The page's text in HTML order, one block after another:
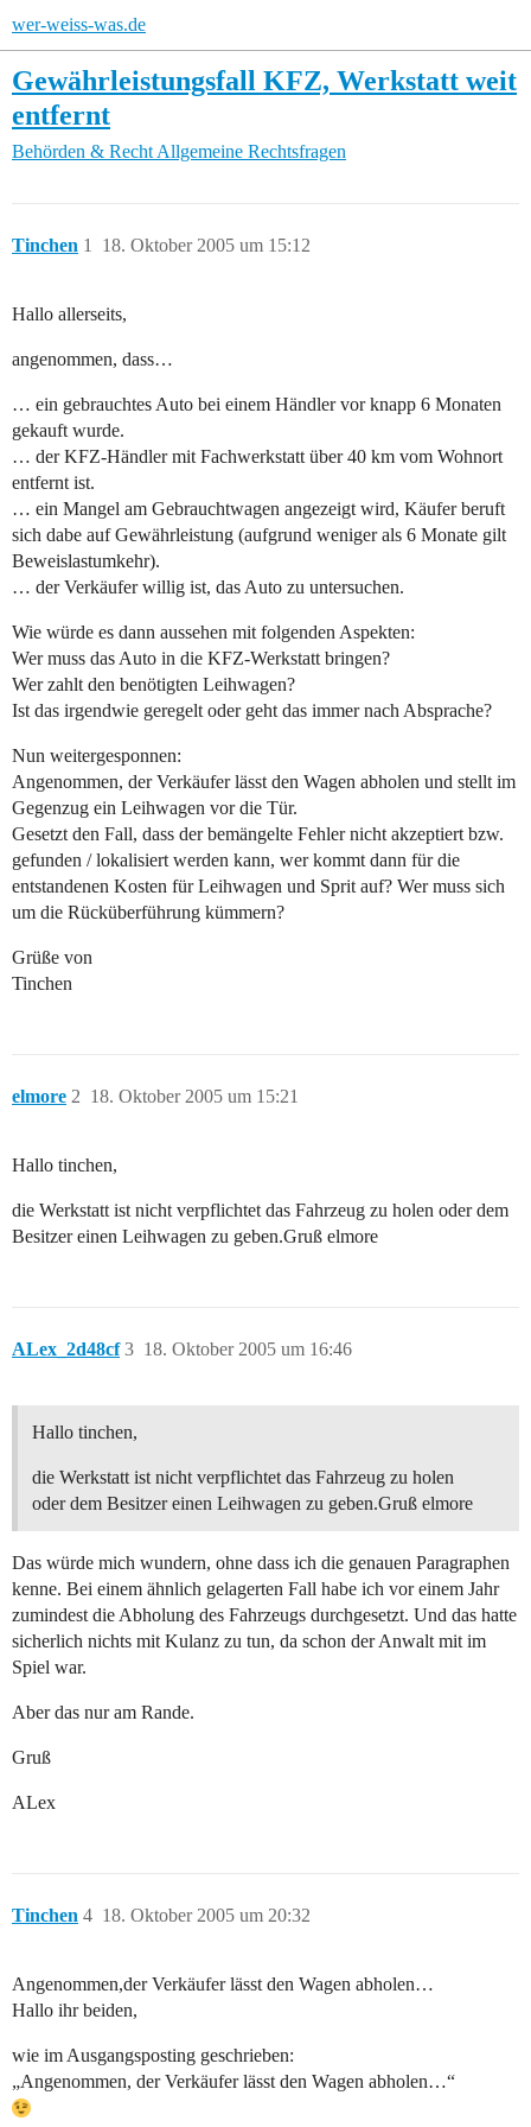
wer-weiss-was.de
Gewährleistungsfall KFZ, Werkstatt weit
entfernt
Behörden & Recht Allgemeine Rechtsfragen
Tinchen 18. Oktober 2005 um 15:12
1
Hallo allerseits,
angenommen, dass…
… ein gebrauchtes Auto bei einem Händler vor knapp 6 Monaten
gekauft wurde.
… der KFZ-Händler mit Fachwerkstatt über 40 km vom Wohnort
entfernt ist.
… ein Mangel am Gebrauchtwagen angezeigt wird, Käufer beruft
sich dabe auf Gewährleistung (aufgrund weniger als 6 Monate gilt
Beweislastumkehr).
… der Verkäufer willig ist, das Auto zu untersuchen.
Wie würde es dann aussehen mit folgenden Aspekten:
Wer muss das Auto in die KFZ-Werkstatt bringen?
Wer zahlt den benötigten Leihwagen?
Ist das irgendwie geregelt oder geht das immer nach Absprache?
Nun weitergesponnen:
Angenommen, der Verkäufer lässt den Wagen abholen und stellt im
Gegenzug ein Leihwagen vor die Tür.
Gesetzt den Fall, dass der bemängelte Fehler nicht akzeptiert bzw.
gefunden / lokalisiert werden kann, wer kommt dann für die
entstandenen Kosten für Leihwagen und Sprit auf? Wer muss sich
um die Rücküberführung kümmern?
Grüße von
Tinchen
elmore 18. Oktober 2005 um 15:21
2
Hallo tinchen,
die Werkstatt ist nicht verpflichtet das Fahrzeug zu holen oder dem
Besitzer einen Leihwagen zu geben.Gruß elmore
ALex_2d48cf 18. Oktober 2005 um 16:46
3
Hallo tinchen,
die Werkstatt ist nicht verpflichtet das Fahrzeug zu holen
oder dem Besitzer einen Leihwagen zu geben.Gruß elmore
Das würde mich wundern, ohne dass ich die genauen Paragraphen
kenne. Bei einem ähnlich gelagerten Fall habe ich vor einem Jahr
zumindest die Abholung des Fahrzeugs durchgesetzt. Und das hatte
sicherlich nichts mit Kulanz zu tun, da schon der Anwalt mit im
Spiel war.
Aber das nur am Rande.
Gruß
ALex
Tinchen 18. Oktober 2005 um 20:32
4
Angenommen,der Verkäufer lässt den Wagen abholen…
Hallo ihr beiden,
wie im Ausgangsposting geschrieben:
„Angenommen, der Verkäufer lässt den Wagen abholen…“